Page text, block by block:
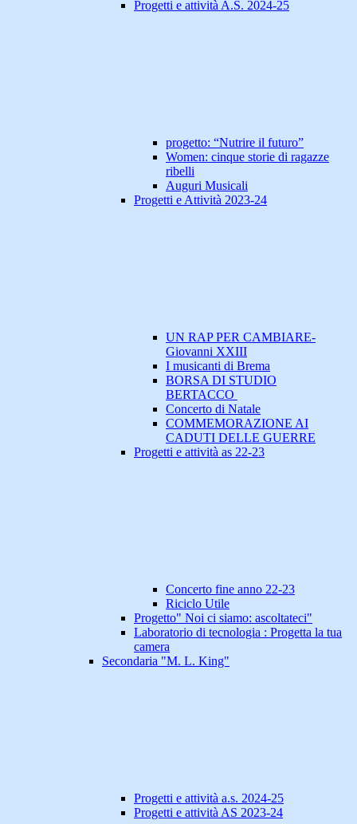
Progetti e attività A.S. 2024-25
progetto: “Nutrire il futuro”
Women: cinque storie di ragazze
ribelli
Auguri Musicali
Progetti e Attività 2023-24
UN RAP PER CAMBIARE-
Giovanni XXIII
I musicanti di Brema
BORSA DI STUDIO
BERTACCO
Concerto di Natale
COMMEMORAZIONE AI
CADUTI DELLE GUERRE
Progetti e attività as 22-23
Concerto fine anno 22-23
Riciclo Utile
Progetto" Noi ci siamo: ascoltateci"
Laboratorio di tecnologia : Progetta la tua
camera
Secondaria "M. L. King"
Progetti e attività a.s. 2024-25
Progetti e attività AS 2023-24